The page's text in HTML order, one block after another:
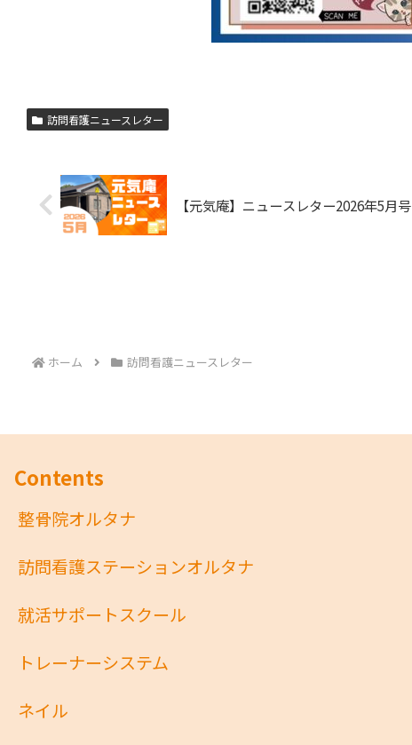
訪問看護ニュースレター
【元気庵】ニュースレター2026年5月号
ホーム 訪問看護ニュースレター
Contents
整骨院オルタナ
訪問看護ステーションオルタナ
就活サポートスクール
トレーナーシステム
ネイル